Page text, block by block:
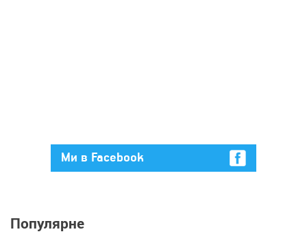
Ми в Facebook
Популярне